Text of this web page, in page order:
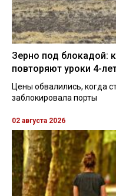
Зерно под блокадой:
повторяют уроки 4-
Цены обвалились, когда
заблокировала порты
02 августа 2026